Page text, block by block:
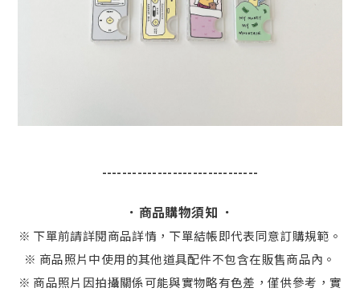
-------------------------------
．商品購物須知 ．
※ 下單前請詳閱商品詳情，下單結帳即代表同意訂購規範。
※ 商品照片中使用的其他道具配件不包含在販售商品內。
※ 商品照片因拍攝關係可能與實物略有色差，僅供參考，實